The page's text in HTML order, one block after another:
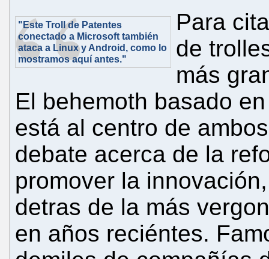
"Este Troll de Patentes
conectado a Microsoft también
ataca a Linux y Android, como lo
mostramos aquí antes."
Para
de
más
El behemoth basado
está al centro de
debate acerca de la
promover la
detras de la más
en años reciéntes.